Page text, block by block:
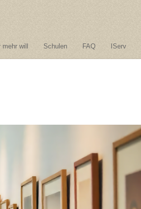
mehr will Schulen FAQ IServ